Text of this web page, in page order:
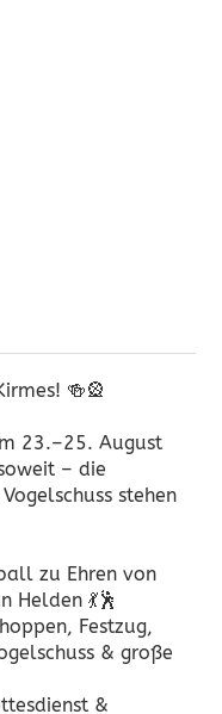
🍻🎡
23.–25. August
– die
stehen
zu Ehren von
Helden 💃🕺
Festzug,
& große
&